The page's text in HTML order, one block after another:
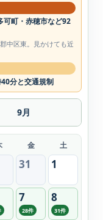
可町・赤穂市など92
中区東。見かけても近
分と交通規制
9月
金 土
31 1
7
28件
8
31件